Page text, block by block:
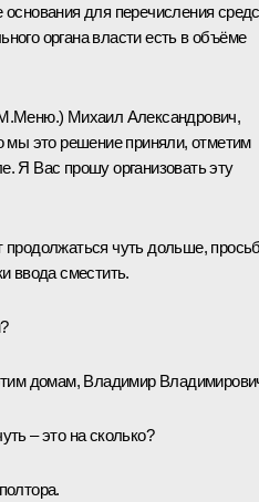
для перечисления
органа власти есть в объёме
Михаил Александрович,
мы это решение приняли, отметим
Я Вас прошу организовать эту
продолжаться чуть дольше,
ввода сместить.
домам, Владимир
– это на сколько?